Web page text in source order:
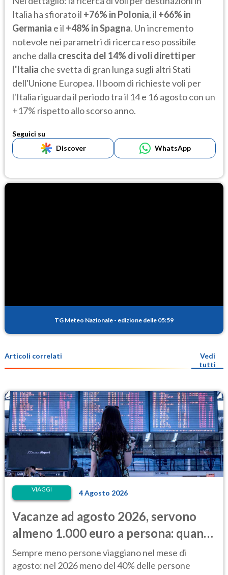
Italia ha sfiorato il +76% in Polonia, il +66% in
Germania e il +48% in Spagna. Un incremento
notevole nei parametri di ricerca reso possibile
anche dalla crescita del 14% di voli diretti per
l'Italia che svetta di gran lunga sugli altri Stati
dell'Unione Europea. Il boom di richieste voli per
l'Italia riguarda il periodo tra il 14 e 16 agosto con un
+17% rispetto allo scorso anno.
Seguici su
Discover
WhatsApp
TG Meteo Nazionale - edizione delle 05:59
Articoli correlati
Vedi
tutti
VIAGGI 4 Agosto 2026
Vacanze ad agosto 2026, servono
almeno 1.000 euro a persona: quanto
costano alloggio e trasporti
Sempre meno persone viaggiano nel mese di
agosto: nel 2026 meno del 40% delle persone